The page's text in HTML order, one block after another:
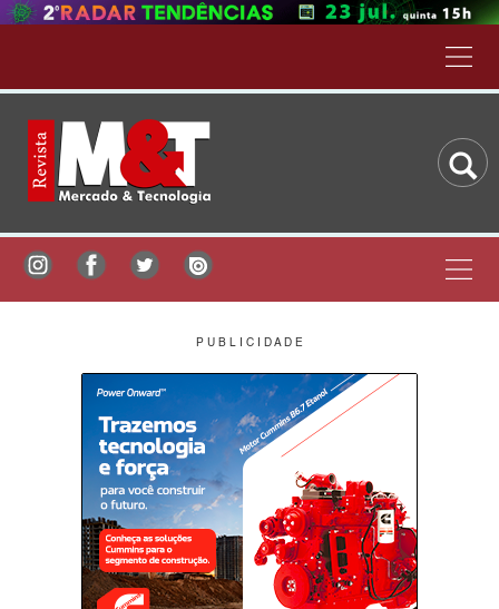
P U B L I C I D A D E